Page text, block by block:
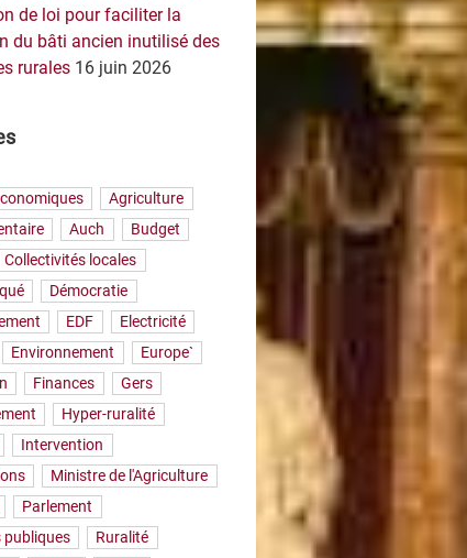
de loi pour faciliter la
du bâti ancien inutilisé des
rurales 16 juin 2026
Agriculture
Auch
Budget
Collectivités locales
Démocratie
EDF
Electricité
Environnement
Europe`
Finances
Gers
Hyper-ruralité
Intervention
Ministre de l'Agriculture
Parlement
publiques
Ruralité